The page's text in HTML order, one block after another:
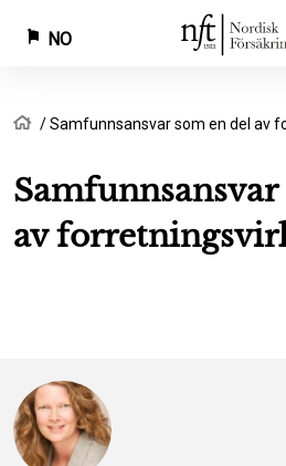
Hopp
hovedinnhold
NO
Navigasjonssti
Hjem
Samfunnsansvar som en del av
av